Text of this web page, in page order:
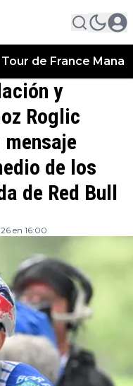
Tour de France
y
Roglic
de los
de Red Bull
en 16:00